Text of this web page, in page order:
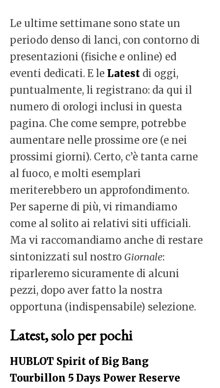
Le ultime settimane sono state un
periodo denso di lanci, con contorno di
presentazioni (fisiche e online) ed
eventi dedicati. E le Latest di oggi,
puntualmente, li registrano: da qui il
numero di orologi inclusi in questa
pagina. Che come sempre, potrebbe
aumentare nelle prossime ore (e nei
prossimi giorni). Certo, c’è tanta carne
al fuoco, e molti esemplari
meriterebbero un approfondimento.
Per saperne di più, vi rimandiamo
come al solito ai relativi siti ufficiali.
Ma vi raccomandiamo anche di restare
sintonizzati sul nostro Giornale:
riparleremo sicuramente di alcuni
pezzi, dopo aver fatto la nostra
opportuna (indispensabile) selezione.
Latest, solo per pochi
HUBLOT Spirit of Big Bang
Tourbillon 5 Days Power Reserve